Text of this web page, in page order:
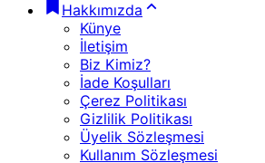
Hakkımızda
Künye
İletişim
Biz Kimiz?
İade Koşulları
Çerez Politikası
Gizlilik Politikası
Üyelik Sözleşmesi
Kullanım Sözleşmesi